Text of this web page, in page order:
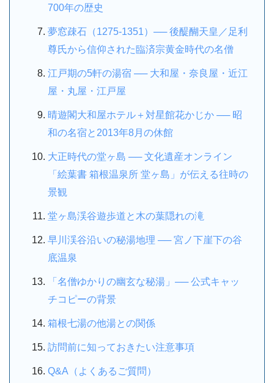
700年の歴史
夢窓疎石（1275-1351）── 後醍醐天皇／足利
尊氏から信仰された臨済宗黄金時代の名僧
江戸期の5軒の湯宿 ── 大和屋・奈良屋・近江
屋・丸屋・江戸屋
晴遊閣大和屋ホテル＋対星館花かじか ── 昭
和の名宿と2013年8月の休館
大正時代の堂ヶ島 ── 文化遺産オンライン
「絵葉書 箱根温泉所 堂ヶ島」が伝える往時の
景観
堂ヶ島渓谷遊歩道と木の葉隠れの滝
早川渓谷沿いの秘湯地理 ── 宮ノ下崖下の谷
底温泉
「名僧ゆかりの幽玄な秘湯」── 公式キャッ
チコピーの背景
箱根七湯の他湯との関係
訪問前に知っておきたい注意事項
Q&A（よくあるご質問）